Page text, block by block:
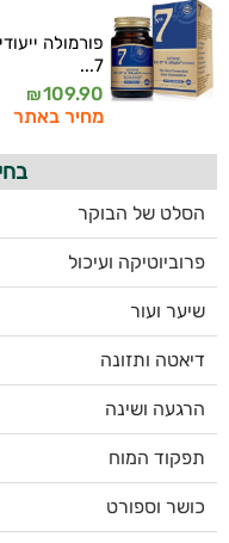
פורמולה
7...
109.90
₪
מחיר באתר
הסלט של הבוקר
פרוביוטיקה ועיכול
שיער ועור
דיאטה ותזונה
הרגעה ושינה
תפקוד המוח
כושר וספורט